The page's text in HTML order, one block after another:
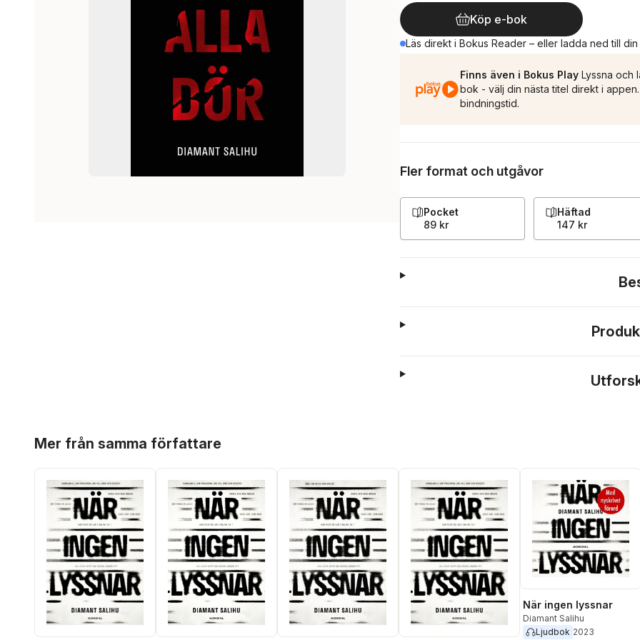
Köp e-bok
Läs direkt i Bokus Reader – eller ladda ned till
Finns även i Bokus Play Lyssna och
bok - välj din nästa titel direkt i
bindningstid.
Fler format och utgåvor
Pocket
89 kr
Häftad
147 kr
Mer från samma författare
När ingen lyssnar
Diamant Salihu
Ljudbok 2023